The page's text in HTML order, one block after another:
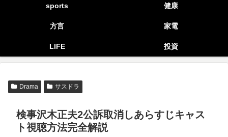
sports 健康
方言 家電
LIFE 投資
Drama サスドラ
検事沢木正夫2公訴取消しあらすじキャス
ト視聴方法完全解説